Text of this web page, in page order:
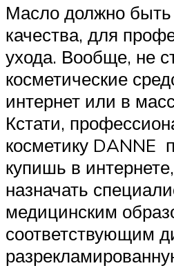
Масло должно быть
качества, для
ухода. Вообще, не
косметические
интернет или в
Кстати,
косметику DANNE
купишь в
назначать
медицинским
соответствующим